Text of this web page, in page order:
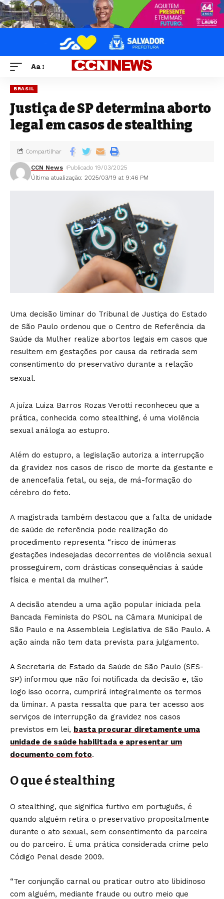
Aa
BRASIL
Justiça de SP determina aborto
legal em casos de stealthing
Última atualização: 2025/03/19 at 9:46 PM
CCN News Publicado 19/03/2025
Compartilhar
Uma decisão liminar do Tribunal de Justiça do Estado
de São Paulo ordenou que o Centro de Referência da
Saúde da Mulher realize abortos legais em casos que
resultem em gestações por causa da retirada sem
consentimento do preservativo durante a relação
sexual.
A juíza Luiza Barros Rozas Verotti reconheceu que a
prática, conhecida como stealthing, é uma violência
sexual análoga ao estupro.
Além do estupro, a legislação autoriza a interrupção
da gravidez nos casos de risco de morte da gestante e
de anencefalia fetal, ou seja, de má-formação do
cérebro do feto.
A magistrada também destacou que a falta de unidade
de saúde de referência pode realização do
procedimento representa “risco de inúmeras
gestações indesejadas decorrentes de violência sexual
prosseguirem, com drásticas consequências à saúde
física e mental da mulher”.
A decisão atendeu a uma ação popular iniciada pela
Bancada Feminista do PSOL na Câmara Municipal de
São Paulo e na Assembleia Legislativa de São Paulo. A
ação ainda não tem data prevista para julgamento.
A Secretaria de Estado da Saúde de São Paulo (SES-
SP) informou que não foi notificada da decisão e, tão
logo isso ocorra, cumprirá integralmente os termos
da liminar. A pasta ressalta que para ter acesso aos
serviços de interrupção da gravidez nos casos
previstos em lei, basta procurar diretamente uma
unidade de saúde habilitada e apresentar um
documento com foto.
O que é stealthing
O stealthing, que significa furtivo em português, é
quando alguém retira o preservativo propositalmente
durante o ato sexual, sem consentimento da parceira
ou do parceiro. É uma prática considerada crime pelo
Código Penal desde 2009.
“Ter conjunção carnal ou praticar outro ato libidinoso
com alguém, mediante fraude ou outro meio que